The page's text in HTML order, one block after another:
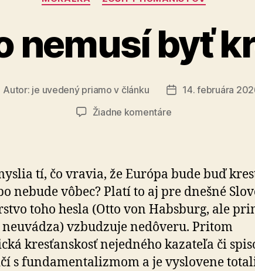
nemusí byť
Autor: je uvedený priamo v článku
Dátum
14. februára
Žiadne komentárena
kresťanské
tí, čo vravia, že Európa bude buď
nebude vôbec? Platí to aj pre dnešné
toho hesla (Otto von Habsburg, ale
vzbudzuje nedôveru. Pritom
kresťanskosť nejedného kazateľa či
s fundamentalizmom a je vyslovene